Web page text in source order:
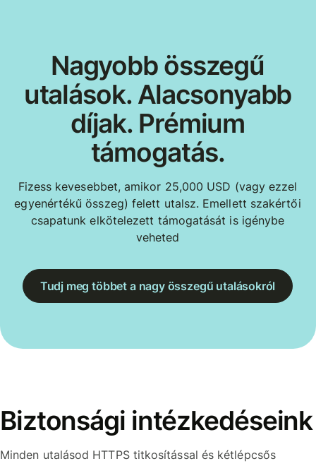
Nagyobb összegű
utalások. Alacsonyabb
díjak. Prémium
támogatás.
Fizess kevesebbet, amikor 25,000 USD (vagy ezzel
egyenértékű összeg) felett utalsz. Emellett szakértői
csapatunk elkötelezett támogatását is igénybe
veheted
Tudj meg többet a nagy összegű utalásokról
Biztonsági intézkedéseink
Minden utalásod HTTPS titkosítással és kétlépcsős